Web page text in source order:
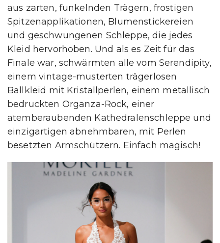
aus zarten, funkelnden Trägern, frostigen
Spitzenapplikationen, Blumenstickereien
und geschwungenen Schleppe, die jedes
Kleid hervorhoben. Und als es Zeit für das
Finale war, schwärmten alle vom Serendipity,
einem vintage-musterten trägerlosen
Ballkleid mit Kristallperlen, einem metallisch
bedruckten Organza-Rock, einer
atemberaubenden Kathedralenschleppe und
einzigartigen abnehmbaren, mit Perlen
besetzten Armschützern. Einfach magisch!